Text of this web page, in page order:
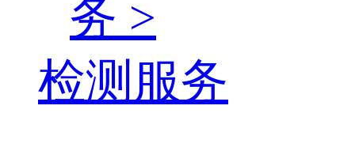
务 >
检测服务